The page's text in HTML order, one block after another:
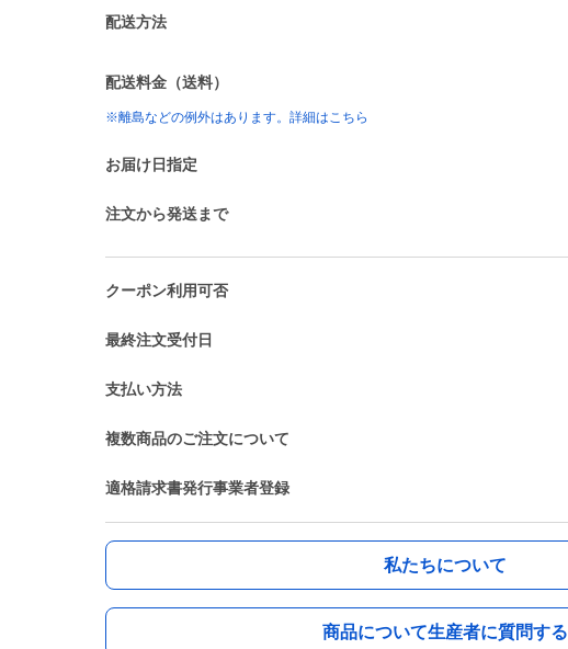
配送方法
配送料金（送料）
※離島などの例外はあります。詳細はこちら
お届け日指定
注文から発送まで
クーポン利用可否
最終注文受付日
支払い方法
複数商品のご注文について
適格請求書発行事業者登録
私たちについて
商品について生産者に質問する